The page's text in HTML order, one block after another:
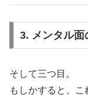
3. メンタル面
そして三つ目。
もしかすると、こ